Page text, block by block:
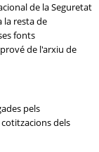
de la Seguretat
la resta de
fonts
de l'arxiu de
pels
dels